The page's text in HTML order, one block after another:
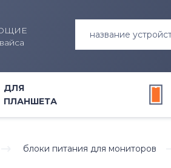
название
для ноутбуков
ДЛЯ
ПЛАНШЕТА
для планшетов
для смартфонов
для
Блоки
блоки питания для мониторов